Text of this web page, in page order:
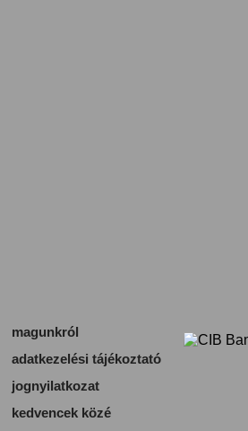
magunkról
adatkezelési tájékoztató
jognyilatkozat
kedvencek közé